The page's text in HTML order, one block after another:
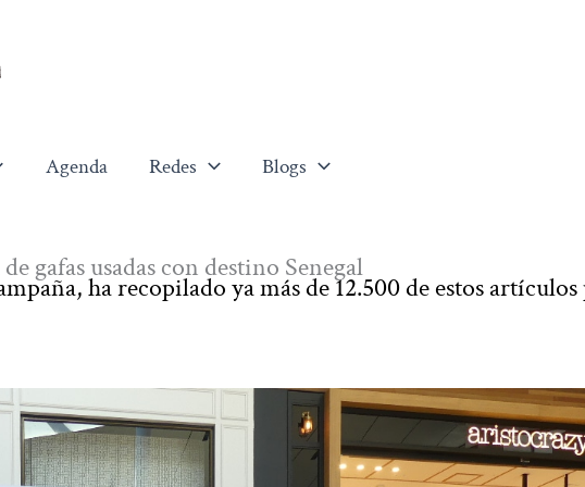
Agenda Redes Blogs
gafas usadas con destino Senegal
ha recopilado ya más de 12.500 de estos artículos